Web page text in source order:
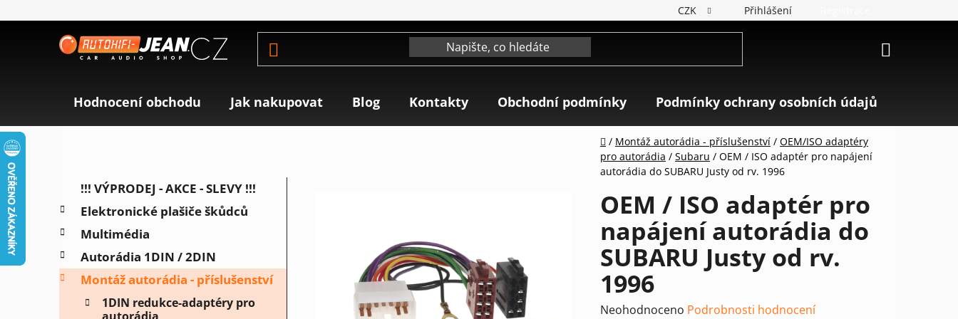
na
CZK Přihlášení
Hodnocení obchodu Jak nakupovat Blog Kontakty Obchodní podmínky Podmínky ochrany osobních údajů
Domů
/ Montáž autorádia - příslušenství / OEM/ISO adaptéry
pro autorádia / Subaru / OEM / ISO adaptér pro napájení
autorádia do SUBARU Justy od rv. 1996
o
s
t
r
a
Přeskočit
t
e
g
o
r
!!! VÝPRODEJ - AKCE - SLEVY !!!
Elektronické plašiče škůdců
Multimédia
Autorádia 1DIN / 2DIN
Montáž autorádia - příslušenství
1DIN redukce-adaptéry pro
OEM / ISO adaptér pro
napájení autorádia do
SUBARU Justy od rv.
1996
Průměrné
Neohodnoceno Podrobnosti hodnocení